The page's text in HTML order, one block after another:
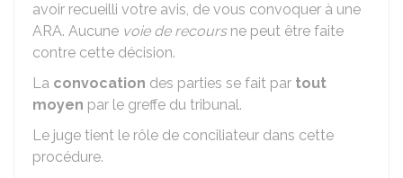
avoir recueilli votre avis, de vous convoquer à une
ARA. Aucune voie de recoursne peut être faite
contre cette décision.
La convocation des parties se fait par tout
moyen par le greffe du tribunal.
Le juge tient le rôle de conciliateur dans cette
procédure.